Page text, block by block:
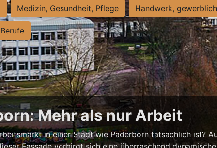
Medizin, Gesundheit, Pflege Handwerk,
Mehr als nur Arbeit
in einer Stadt wie Paderborn tatsächlich ist?